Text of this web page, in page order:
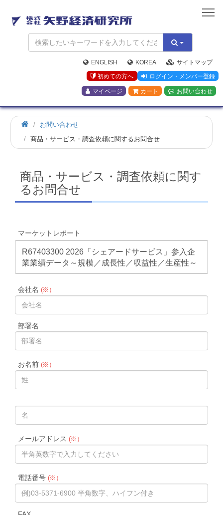
矢
野
経
済
研
究
所
ENGLISH KOREA
サイトマップ
初めての方へ
ログイン・メンバー登録
マイページ カート お問い合わせ
お問い合わせ
商品・サービス・調査依頼に関するお問合せ
商品・サービス・調査依頼に関す
るお問合せ
マーケットレポート
R67403300 2026「シェアードサービス」参入企
業業績データ～規模／成長性／収益性／生産性～
会社名 (※）
部署名
お名前(※）
メールアドレス (※）
電話番号(※）